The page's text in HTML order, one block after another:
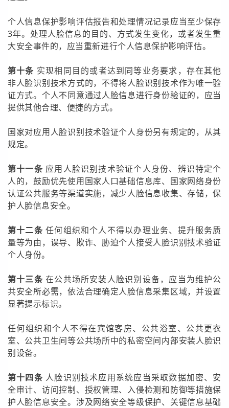
个人信息保护影响评估报告和处理情况记录应当至少保存
3年。处理人脸信息的目的、方式发生变化，或者发生重
大安全事件的，应当重新进行个人信息保护影响评估。
第十条 实现相同目的或者达到同等业务要求，存在其他
非人脸识别技术方式的，不得将人脸识别技术作为唯一验
证方式。个人不同意通过人脸信息进行身份验证的，应当
提供其他合理、便捷的方式。
国家对应用人脸识别技术验证个人身份另有规定的，从其
规定。
第十一条 应用人脸识别技术验证个人身份、辨识特定个
人的，鼓励优先使用国家人口基础信息库、国家网络身份
认证公共服务等渠道实施，减少人脸信息收集、存储，保
护人脸信息安全。
第十二条 任何组织和个人不得以办理业务、提升服务质
量等为由，误导、欺诈、胁迫个人接受人脸识别技术验证
个人身份。
第十三条 在公共场所安装人脸识别设备，应当为维护公
共安全所必需，依法合理确定人脸信息采集区域，并设置
显著提示标识。
任何组织和个人不得在宾馆客房、公共浴室、公共更衣
室、公共卫生间等公共场所中的私密空间内部安装人脸识
别设备。
第十四条 人脸识别技术应用系统应当采取数据加密、安
全审计、访问控制、授权管理、入侵检测和防御等措施保
护人脸信息安全。涉及网络安全等级保护、关键信息基础